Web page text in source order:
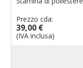
Prezzo cda:
39,00 €
(IVA inclusa)